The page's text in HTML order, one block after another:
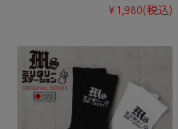
¥1,980(税込)